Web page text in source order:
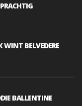
BELVEDERE
BALLENTINE